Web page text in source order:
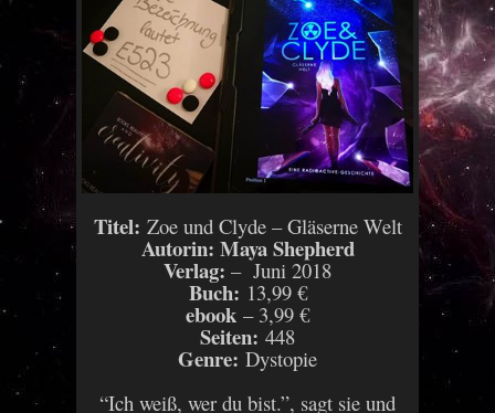
Titel: Zoe und Clyde – Gläserne Welt
Autorin: Maya Shepherd
Verlag: – Juni 2018
Buch: 13,99 €
ebook – 3,99 €
Seiten: 448
Genre: Dystopie
“Ich weiß, wer du bist.”, sagt sie und